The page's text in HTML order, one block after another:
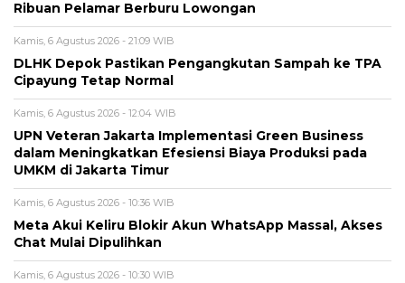
Ribuan Pelamar Berburu Lowongan
Kamis, 6 Agustus 2026 - 21:09 WIB
DLHK Depok Pastikan Pengangkutan Sampah ke TPA
Cipayung Tetap Normal
Kamis, 6 Agustus 2026 - 12:04 WIB
UPN Veteran Jakarta Implementasi Green Business
dalam Meningkatkan Efesiensi Biaya Produksi pada
UMKM di Jakarta Timur
Kamis, 6 Agustus 2026 - 10:36 WIB
Meta Akui Keliru Blokir Akun WhatsApp Massal, Akses
Chat Mulai Dipulihkan
Kamis, 6 Agustus 2026 - 10:30 WIB